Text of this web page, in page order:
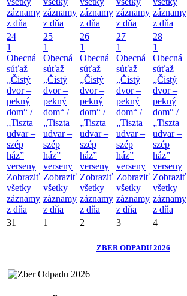
záznamy
z dňa
záznamy
z dňa
záznamy
z dňa
záznamy
z dňa
záznamy
z dňa
24
1
Obecná
súťaž
„Čistý
dvor –
pekný
dom“ /
„Tiszta
udvar –
szép
ház”
verseny
Zobraziť
všetky
záznamy
z dňa
25
1
Obecná
súťaž
„Čistý
dvor –
pekný
dom“ /
„Tiszta
udvar –
szép
ház”
verseny
Zobraziť
všetky
záznamy
z dňa
26
1
Obecná
súťaž
„Čistý
dvor –
pekný
dom“ /
„Tiszta
udvar –
szép
ház”
verseny
Zobraziť
všetky
záznamy
z dňa
27
1
Obecná
súťaž
„Čistý
dvor –
pekný
dom“ /
„Tiszta
udvar –
szép
ház”
verseny
Zobraziť
všetky
záznamy
z dňa
28
1
Obecná
súťaž
„Čistý
dvor –
pekný
dom“ /
„Tiszta
udvar –
szép
ház”
verseny
Zobraziť
všetky
záznamy
z dňa
31
1 2 3 4
ZBER ODPADU 2026